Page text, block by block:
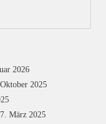
2026
2025
März 2025